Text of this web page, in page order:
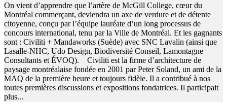
On vient d’apprendre que l’artère de McGill College, cœur du
Montréal commerçant, deviendra un axe de verdure et de détente
citoyenne, conçu par l’équipe lauréate d’un long processus de
concours international, tenu par la Ville de Montréal. Et les gagnants
sont : Civiliti + Mandaworks (Suède) avec SNC Lavalin (ainsi que
Lasalle-NHC, Udo Design, Biodiversité Conseil, Lamontagne
Consultants et ÉVOQ). Civiliti est la firme d’architecture de
paysage montréalaise fondée en 2001 par Peter Soland, un ami de la
MAQ de la première heure et toujours fidèle. Il a contribué à nos
toutes premières discussions et expositions fondatrices. Il participait
plus...